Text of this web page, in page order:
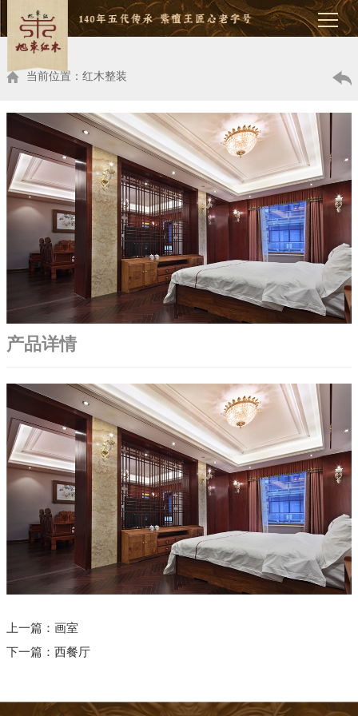
当前位置：红木整装
产品详情
上一篇： 画室
下一篇： 西餐厅